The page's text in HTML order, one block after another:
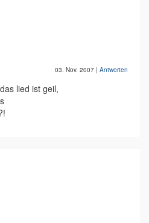
03. Nov. 2007 | Antworten
lied ist geil,